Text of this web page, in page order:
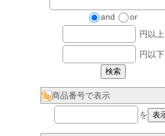
and
or
円以上
円以下
商品番号で表示
を